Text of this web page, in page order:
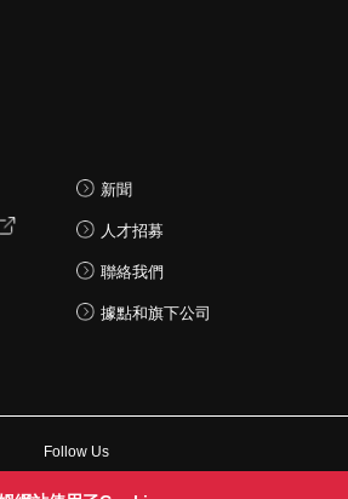
新聞
人才招募
聯絡我們
據點和旗下公司
Follow Us